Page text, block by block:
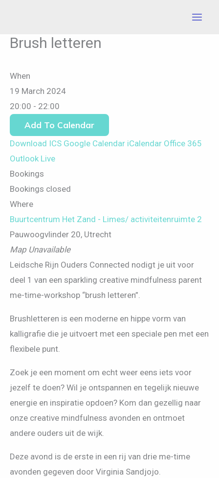
contentBrush letteren
When
19 March 2024
20:00 - 22:00
Add To Calendar
Download ICS Google Calendar iCalendar Office 365
Outlook Live
Bookings
Bookings closed
Where
Buurtcentrum Het Zand - Limes/ activiteitenruimte 2
Pauwoogvlinder 20, Utrecht
Map Unavailable
Leidsche Rijn Ouders Connected nodigt je uit voor
deel 1 van een sparkling creative mindfulness parent
me-time-workshop “brush letteren”.
Brushletteren is een moderne en hippe vorm van
kalligrafie die je uitvoert met een speciale pen met een
flexibele punt.
Zoek je een moment om echt weer eens iets voor
jezelf te doen? Wil je ontspannen en tegelijk nieuwe
energie en inspiratie opdoen? Kom dan gezellig naar
onze creative mindfulness avonden en ontmoet
andere ouders uit de wijk.
Deze avond is de erste in een rij van drie me-time
avonden gegeven door Virginia Sandjojo.